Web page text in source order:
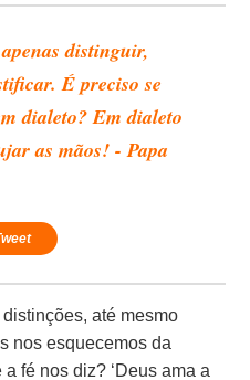
distinguir,
É preciso se
dialeto? Em dialeto
as mãos! - Papa
até mesmo
nos esquecemos da
a fé nos diz? ‘Deus ama a